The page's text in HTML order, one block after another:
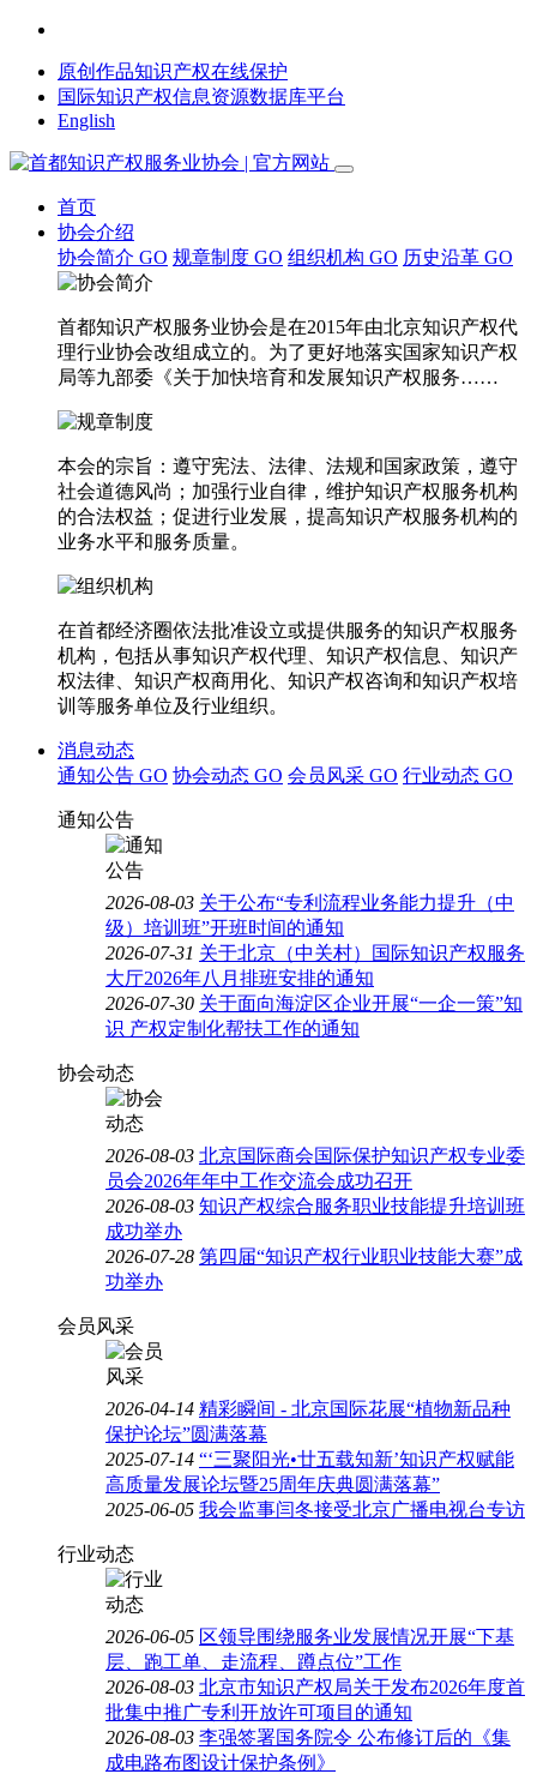
原创作品知识产权在线保护
国际知识产权信息资源数据库平台
English
首页
协会介绍
协会简介 GO 规章制度 GO 组织机构 GO 历史沿革 GO
首都知识产权服务业协会是在2015年由北京知识产权代
理行业协会改组成立的。为了更好地落实国家知识产权
局等九部委《关于加快培育和发展知识产权服务……
本会的宗旨：遵守宪法、法律、法规和国家政策，遵守
社会道德风尚；加强行业自律，维护知识产权服务机构
的合法权益；促进行业发展，提高知识产权服务机构的
业务水平和服务质量。
在首都经济圈依法批准设立或提供服务的知识产权服务
机构，包括从事知识产权代理、知识产权信息、知识产
权法律、知识产权商用化、知识产权咨询和知识产权培
训等服务单位及行业组织。
消息动态
通知公告 GO 协会动态 GO 会员风采 GO 行业动态 GO
通知公告
2026-08-03 关于公布“专利流程业务能力提升（中
级）培训班”开班时间的通知
2026-07-31 关于北京（中关村）国际知识产权服务
大厅2026年八月排班安排的通知
2026-07-30 关于面向海淀区企业开展“一企一策”知
识 产权定制化帮扶工作的通知
协会动态
2026-08-03 北京国际商会国际保护知识产权专业委
员会2026年年中工作交流会成功召开
2026-08-03 知识产权综合服务职业技能提升培训班
成功举办
2026-07-28 第四届“知识产权行业职业技能大赛”成
功举办
会员风采
2026-04-14 精彩瞬间 - 北京国际花展“植物新品种
保护论坛”圆满落幕
2025-07-14 “‘三聚阳光•廿五载知新’知识产权赋能
高质量发展论坛暨25周年庆典圆满落幕”
2025-06-05 我会监事闫冬接受北京广播电视台专访
行业动态
2026-06-05 区领导围绕服务业发展情况开展“下基
层、跑工单、走流程、蹲点位”工作
2026-08-03 北京市知识产权局关于发布2026年度首
批集中推广专利开放许可项目的通知
2026-08-03 李强签署国务院令 公布修订后的《集
成电路布图设计保护条例》